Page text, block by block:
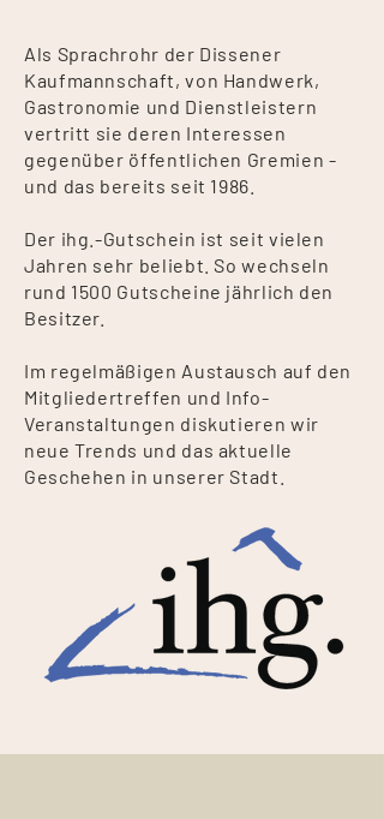
Als Sprachrohr der Dissener
Kaufmannschaft, von Handwerk,
Gastronomie und Dienstleistern
vertritt sie deren Interessen
gegenüber öffentlichen Gremien -
und das bereits seit 1986.
Der ihg.-Gutschein ist seit vielen
Jahren sehr beliebt. So wechseln
rund 1500 Gutscheine jährlich den
Besitzer.
Im regelmäßigen Austausch auf den
Mitgliedertreffen und Info-
Veranstaltungen diskutieren wir
neue Trends und das aktuelle
Geschehen in unserer Stadt.